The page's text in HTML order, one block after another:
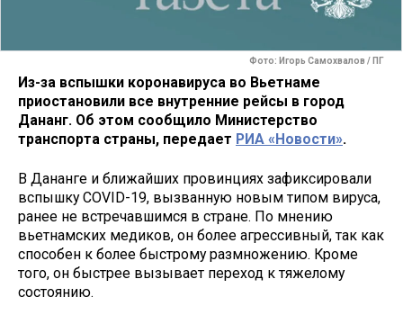
Фото: Игорь Самохвалов / ПГ
Из-за вспышки коронавируса во Вьетнаме
приостановили все внутренние рейсы в город
Дананг. Об этом сообщило Министерство
транспорта страны, передает РИА «Новости».
В Дананге и ближайших провинциях зафиксировали
вспышку COVID-19, вызванную новым типом вируса,
ранее не встречавшимся в стране. По мнению
вьетнамских медиков, он более агрессивный, так как
способен к более быстрому размножению. Кроме
того, он быстрее вызывает переход к тяжелому
состоянию.